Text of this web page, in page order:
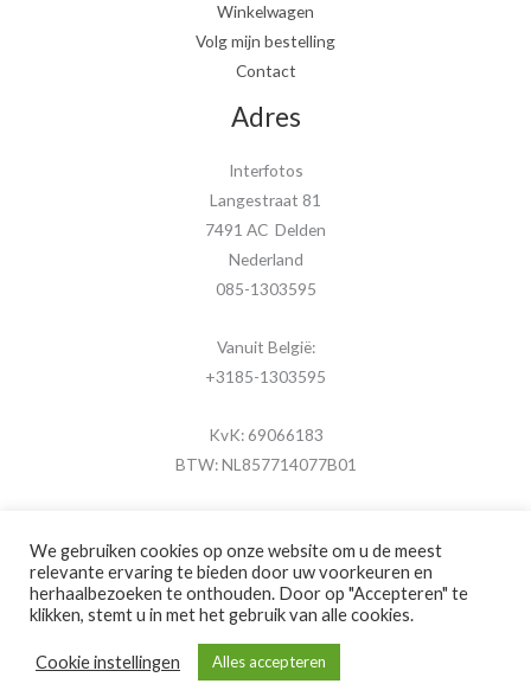
Winkelwagen
Volg mijn bestelling
Contact
Adres
Interfotos
Langestraat 81
7491 AC Delden
Nederland
085-1303595
Vanuit België:
+3185-1303595
KvK: 69066183
BTW: NL857714077B01
Copyright © 2026 MijnFotolijstje.nl
Powered by Brouwer Digitaal
We gebruiken cookies op onze website om u de meest
relevante ervaring te bieden door uw voorkeuren en
herhaalbezoeken te onthouden. Door op "Accepteren" te
klikken, stemt u in met het gebruik van alle cookies.
Cookie instellingen Alles accepteren